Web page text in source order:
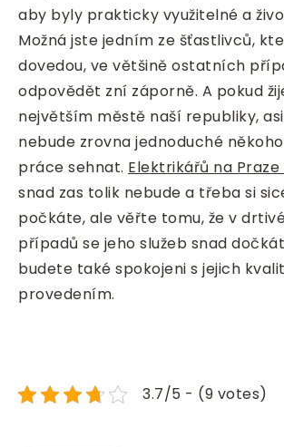
aby byly prakticky využitelné a
Možná jste jedním ze šťastlivců,
dovedou, ve většině ostatních
odpovědět zní záporně. A pokud
největším městě naší republiky,
nebude zrovna jednoduché
práce sehnat. Elektrikářů na
snad zas tolik nebude a třeba si
počkáte, ale věřte tomu, že v
případů se jeho služeb snad
budete také spokojeni s jejich
provedením.
3.7/5 - (9 votes)